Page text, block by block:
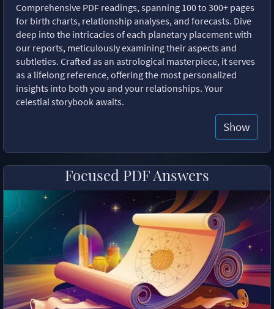
Comprehensive PDF readings, spanning 100 to 300+ pages
for birth charts, relationship analyses, and forecasts. Dive
deep into the intricacies of each planetary placement with
our reports, meticulously examining their aspects and
subtleties. Crafted as an astrological masterpiece, it serves
as a lifelong reference, offering the most personalized
insights into both you and your relationships. Your
celestial storybook awaits.
Show
Focused PDF Answers